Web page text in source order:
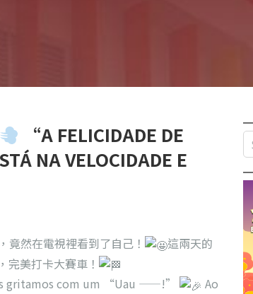
“A FELICIDADE DE
NA VELOCIDADE E
竟然在電視裡看到了自己！
這兩天的
完美打卡大賽車！
gritamos com um “Uau ——!”
Ao